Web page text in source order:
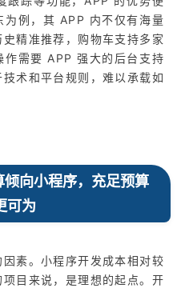
为例，其 APP 内不仅有海量
精准推荐，购物车支持多家
作需要 APP 强大的后台支持
术和平台规则，难以承载如
向小程序，充足预算
可为
素。小程序开发成本相对较
目来说，是理想的起点。开